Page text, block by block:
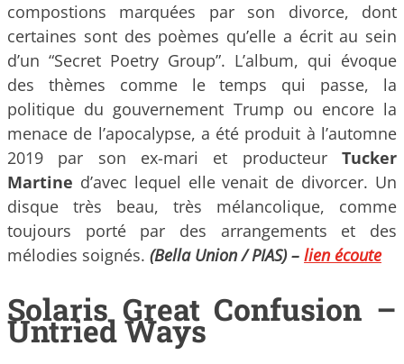
compostions marquées par son divorce, dont
certaines sont des poèmes qu’elle a écrit au sein
d’un “Secret Poetry Group”. L’album, qui évoque
des thèmes comme le temps qui passe, la
politique du gouvernement Trump ou encore la
menace de l’apocalypse, a été produit à l’automne
2019 par son ex-mari et producteur Tucker
Martine d’avec lequel elle venait de divorcer. Un
disque très beau, très mélancolique, comme
toujours porté par des arrangements et des
mélodies soignés. (Bella Union / PIAS) – lien écoute
Solaris Great Confusion –
Untried Ways